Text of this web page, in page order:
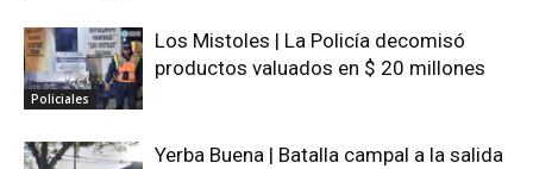
Policiales
Los Mistoles | La Policía decomisó
productos valuados en $ 20 millones
Yerba Buena | Batalla campal a la salida